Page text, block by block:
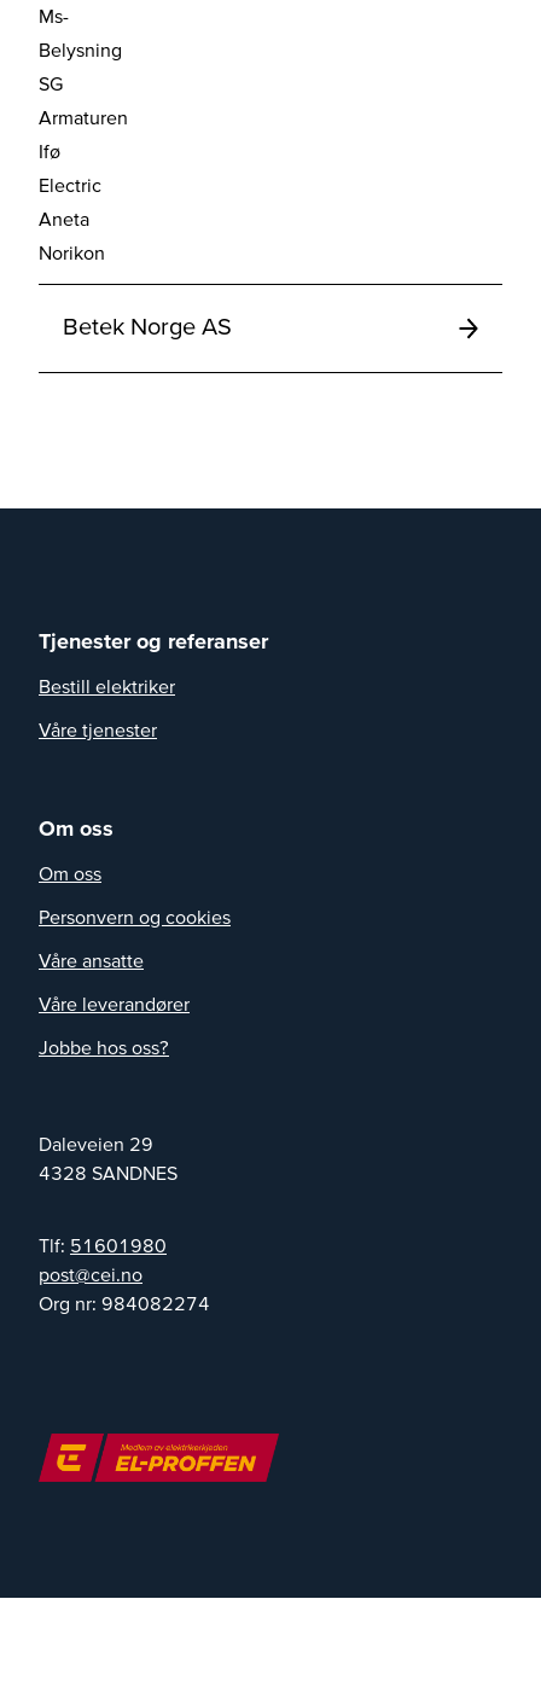
Ms-
Belysning
SG
Armaturen
Ifø
Electric
Aneta
Norikon
Betek Norge AS
Daleveien 29
4328 SANDNES
Tlf: 51601980
on.iec@tsop
Org nr: 984082274
Tjenester og referanser
Bestill elektriker
Våre tjenester
Om oss
Om oss
Personvern og cookies
Våre ansatte
Våre leverandører
Jobbe hos oss?